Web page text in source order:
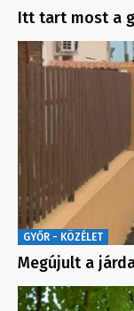
Itt tart most a
GYŐR - KÖZÉLET
Megújult a